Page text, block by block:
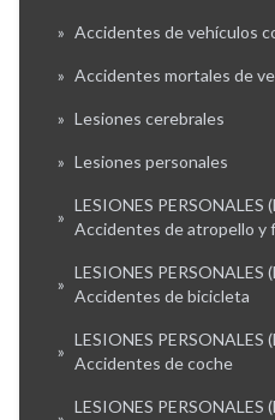
» Accidentes de vehículos
» Accidentes mortales de
» Lesiones cerebrales
» Lesiones personales
»
LESIONES PERSONALES
Accidentes de atropello y
»
LESIONES PERSONALES
Accidentes de bicicleta
»
LESIONES PERSONALES
Accidentes de coche
LESIONES PERSONALES